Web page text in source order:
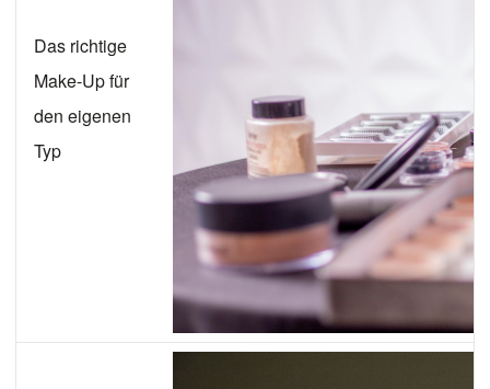
Das richtige
Make-Up für
den eigenen
Typ